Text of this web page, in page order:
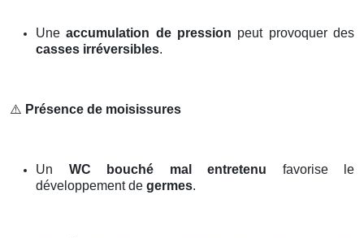
Uneaccumulation de pression peut provoquer des
casses irréversibles.
⚠️ Présence de moisissures
Un WC bouché mal entretenu favorise le
développement de germes.